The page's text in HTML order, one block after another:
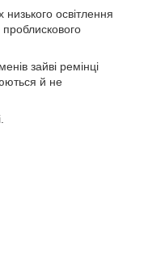
освітлення
проблискового
зайві ремінці
й не